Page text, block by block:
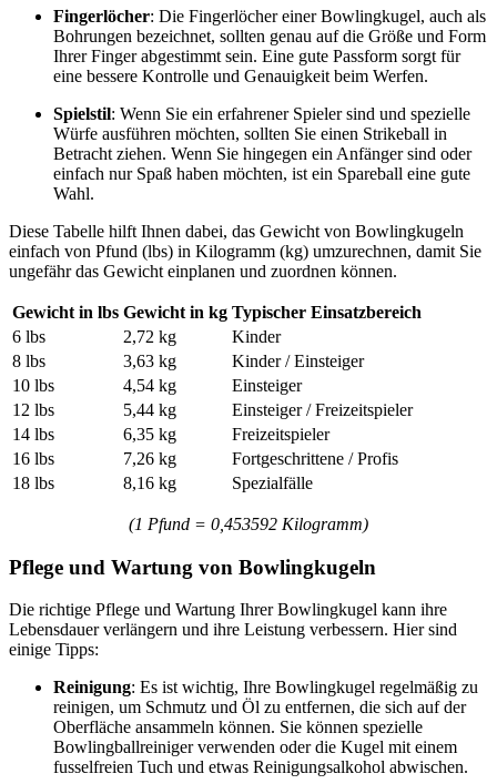
Fingerlöcher: Die Fingerlöcher einer Bowlingkugel, auch als
Bohrungen bezeichnet, sollten genau auf die Größe und Form
Ihrer Finger abgestimmt sein. Eine gute Passform sorgt für
eine bessere Kontrolle und Genauigkeit beim Werfen.
Spielstil: Wenn Sie ein erfahrener Spieler sind und spezielle
Würfe ausführen möchten, sollten Sie einen Strikeball in
Betracht ziehen. Wenn Sie hingegen ein Anfänger sind oder
einfach nur Spaß haben möchten, ist ein Spareball eine gute
Wahl.
Diese Tabelle hilft Ihnen dabei, das Gewicht von Bowlingkugeln
einfach von Pfund (lbs) in Kilogramm (kg) umzurechnen, damit Sie
ungefähr das Gewicht einplanen und zuordnen können.
Gewicht in lbs Gewicht in kg Typischer Einsatzbereich
6 lbs
2,72 kg
Kinder
8 lbs
3,63 kg
Kinder / Einsteiger
10 lbs
4,54 kg
Einsteiger
12 lbs
5,44 kg
Einsteiger / Freizeitspieler
14 lbs
6,35 kg
Freizeitspieler
16 lbs
7,26 kg
Fortgeschrittene / Profis
18 lbs
8,16 kg Spezialfälle
(1 Pfund = 0,453592 Kilogramm)
Pflege und Wartung von Bowlingkugeln
Die richtige Pflege und Wartung Ihrer Bowlingkugel kann ihre
Lebensdauer verlängern und ihre Leistung verbessern. Hier sind
einige Tipps:
Reinigung: Es ist wichtig, Ihre Bowlingkugel regelmäßig zu
reinigen, um Schmutz und Öl zu entfernen, die sich auf der
Oberfläche ansammeln können. Sie können spezielle
Bowlingballreiniger verwenden oder die Kugel mit einem
fusselfreien Tuch und etwas Reinigungsalkohol abwischen.